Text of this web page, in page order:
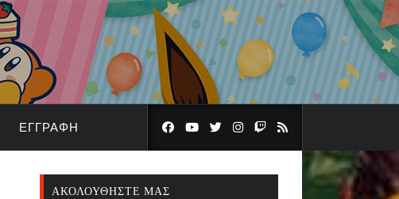
ΕΓΓΡΑΦΉ
ΑΚΟΛΟΥΘΉΣΤΕ ΜΑΣ